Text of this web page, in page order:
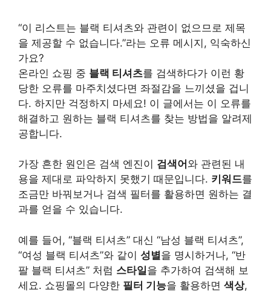
“이 리스트는 블랙 티셔츠와 관련이 없으므로 제목
을 제공할 수 없습니다.”라는 오류 메시지, 익숙하신
가요?
온라인 쇼핑 중 블랙 티셔츠를 검색하다가 이런 황
당한 오류를 마주치셨다면 좌절감을 느끼셨을 겁니
다. 하지만 걱정하지 마세요! 이 글에서는 이 오류를
해결하고 원하는 블랙 티셔츠를 찾는 방법을 알려제
공합니다.
가장 흔한 원인은 검색 엔진이 검색어 와 관련된 내
용을 제대로 파악하지 못했기 때문입니다. 키워드를
조금만 바꿔보거나 검색 필터를 활용하면 원하는 결
과를 얻을 수 있습니다.
예를 들어, “블랙 티셔츠” 대신 “남성 블랙 티셔츠”,
“여성 블랙 티셔츠”와 같이 성별을 명시하거나, “반
팔 블랙 티셔츠” 처럼 스타일을 추가하여 검색해 보
세요. 쇼핑몰의 다양한 필터 기능을 활용하면 색상,